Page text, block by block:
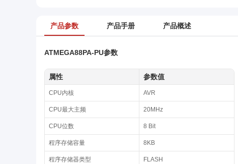
产品参数 产品手册 产品概述
ATMEGA88PA-PU参数
属性 参数值
CPU内核 AVR
CPU最大主频 20MHz
CPU位数 8 Bit
程序存储容量 8KB
程序存储器类型 FLASH